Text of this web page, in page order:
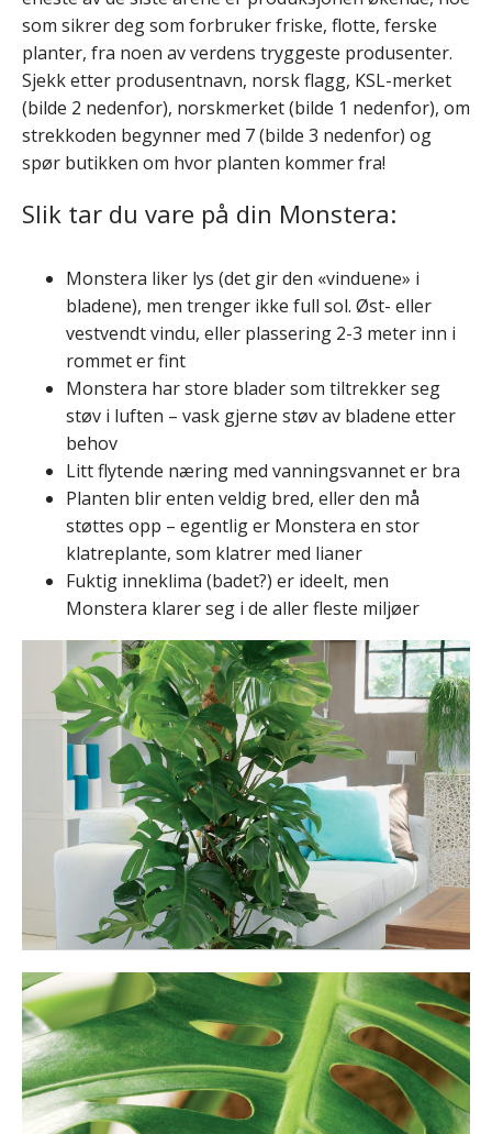
som sikrer deg som forbruker friske, flotte, ferske
planter, fra noen av verdens tryggeste produsenter.
Sjekk etter produsentnavn, norsk flagg, KSL-merket
(bilde 2 nedenfor), norskmerket (bilde 1 nedenfor), om
strekkoden begynner med 7 (bilde 3 nedenfor) og
spør butikken om hvor planten kommer fra!
Slik tar du vare på din Monstera:
Monstera liker lys (det gir den «vinduene» i
bladene), men trenger ikke full sol. Øst- eller
vestvendt vindu, eller plassering 2-3 meter inn i
rommet er fint
Monstera har store blader som tiltrekker seg
støv i luften – vask gjerne støv av bladene etter
behov
Litt flytende næring med vanningsvannet er bra
Planten blir enten veldig bred, eller den må
støttes opp – egentlig er Monstera en stor
klatreplante, som klatrer med lianer
Fuktig inneklima (badet?) er ideelt, men
Monstera klarer seg i de aller fleste miljøer